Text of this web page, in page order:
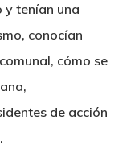
tenían una
conocían
cómo se
de acción